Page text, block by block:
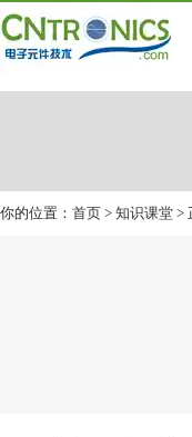
你的位置： 首页 > 知识课堂 >